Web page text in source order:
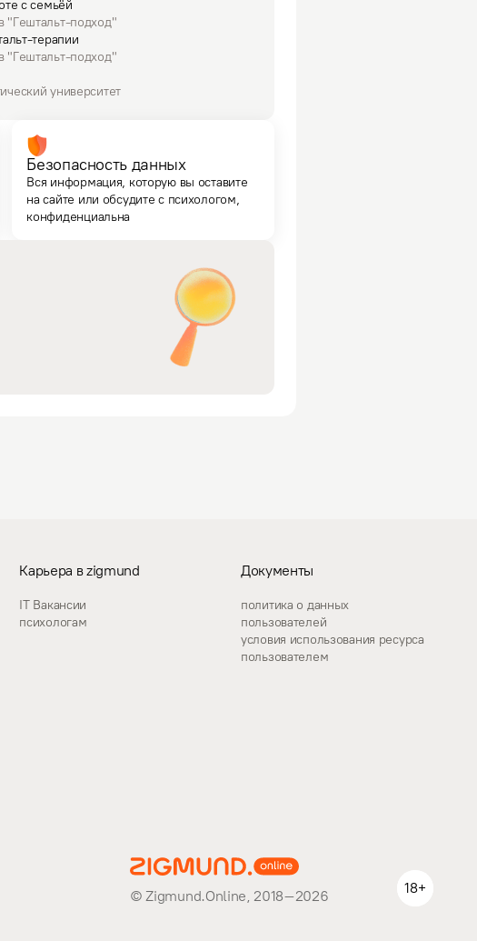
с семьёй
"Гештальт-подход"
терапии
"Гештальт-подход"
университет
Безопасность данных
Вся информация, которую вы оставите
на сайте или обсудите с психологом,
конфиденциальна
Карьера в zigmund
IT Вакансии
психологам
Документы
политика о данных
пользователей
условия использования ресурса
пользователем
© Zigmund.Online, 2018–2026 18+